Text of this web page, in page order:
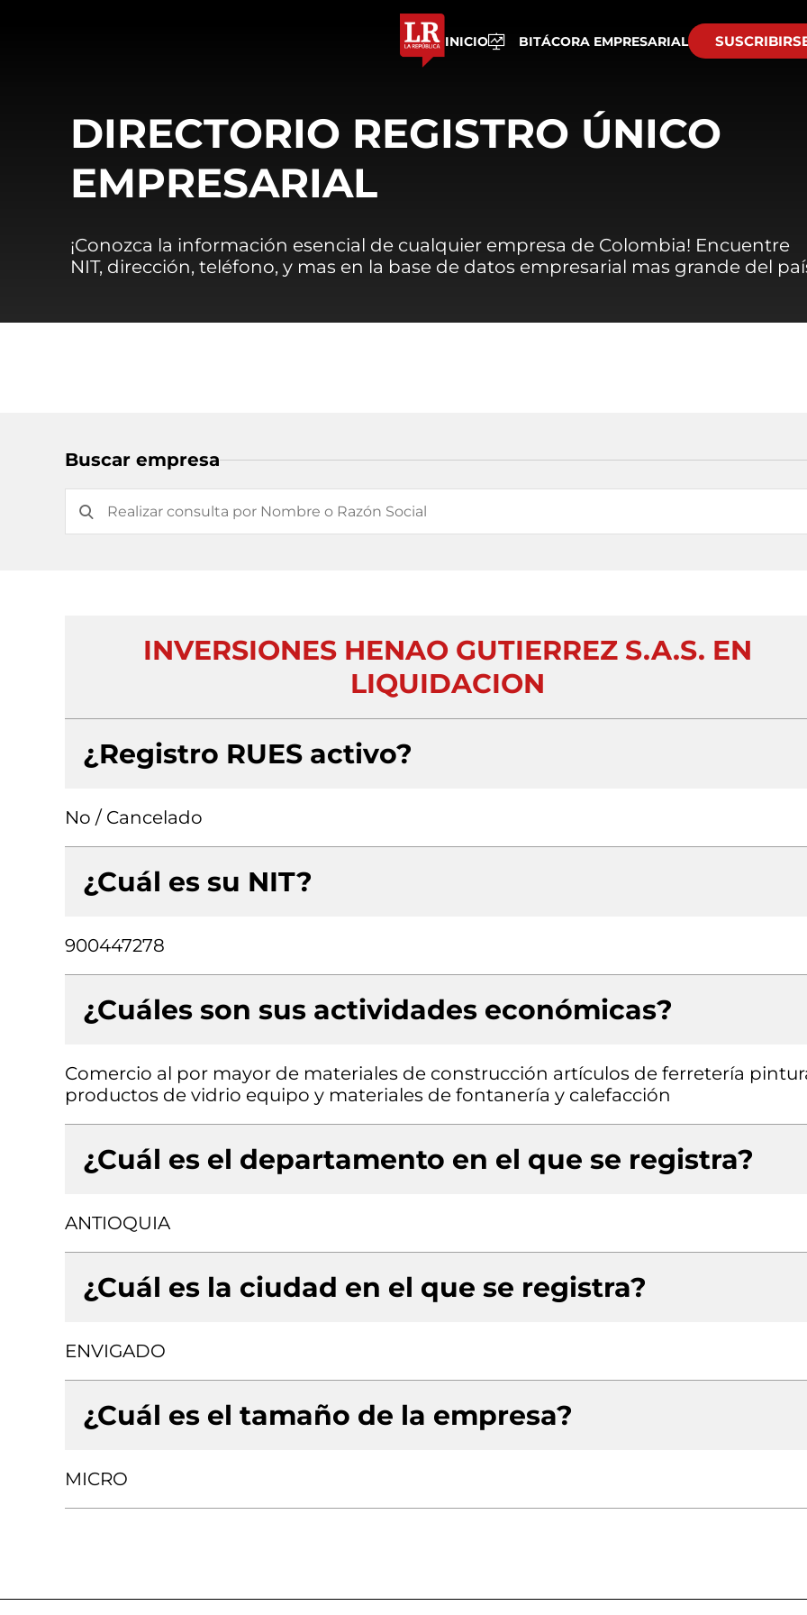
INICIO BITÁCORA EMPRESARIAL
DIRECTORIO REGISTRO ÚNICO
EMPRESARIAL
¡Conozca la información esencial de cualquier empresa de Colombia! Encuentre
NIT, dirección, teléfono, y mas en la base de datos empresarial mas grande del
Buscar empresa
INVERSIONES HENAO GUTIERREZ S.A.S. EN
LIQUIDACION
¿Registro RUES activo?
No / Cancelado
¿Cuál es su NIT?
900447278
¿Cuáles son sus actividades económicas?
Comercio al por mayor de materiales de construcción artículos de ferretería
productos de vidrio equipo y materiales de fontanería y calefacción
¿Cuál es el departamento en el que se registra?
ANTIOQUIA
¿Cuál es la ciudad en el que se registra?
ENVIGADO
¿Cuál es el tamaño de la empresa?
MICRO